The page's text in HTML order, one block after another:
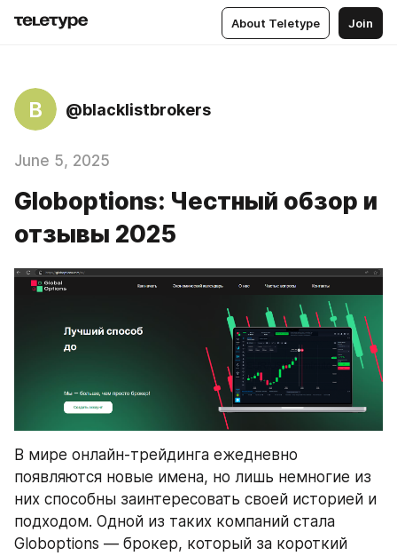
About Teletype Join
B @blacklistbrokers
June 5, 2025
Globoptions: Честный обзор и
отзывы 2025
В мире онлайн-трейдинга ежедневно
появляются новые имена, но лишь немногие из
них способны заинтересовать своей историей и
подходом. Одной из таких компаний стала
Globoptions — брокер, который за короткий